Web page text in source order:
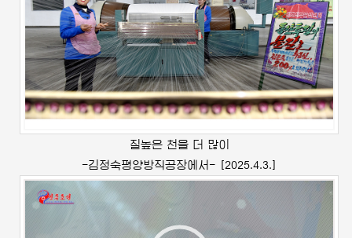
질높은 천을 더 많이
-김정숙평양방직공장에서- [2025.4.3.]